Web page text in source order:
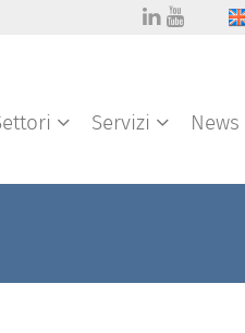
Servizi News